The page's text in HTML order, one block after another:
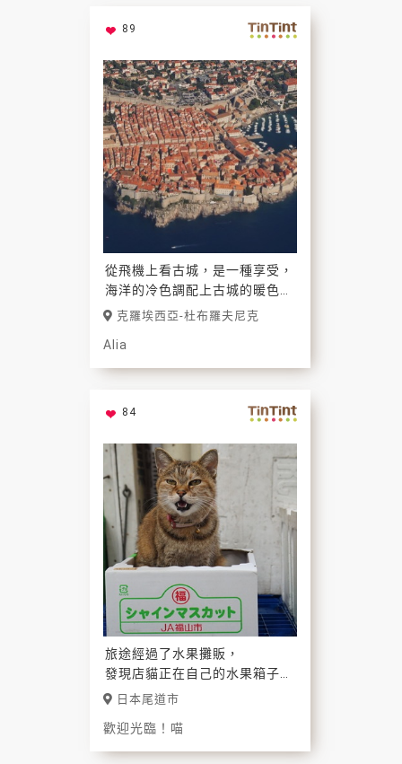
89
從飛機上看古城，是一種享受，
海洋的冷色調配上古城的暖色
調，對比的很完美。
克羅埃西亞-杜布羅夫尼克
Alia
84
旅途經過了水果攤販，
發現店貓正在自己的水果箱子裡
面招攬客人，叫賣的模樣真是可
日本尾道市
歡迎光臨！喵